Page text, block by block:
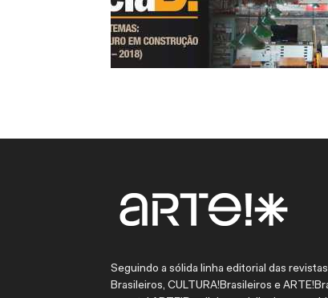
Seguindo a sólida linha editorial das revistas
Brasileiros, CULTURA!Brasileiros e